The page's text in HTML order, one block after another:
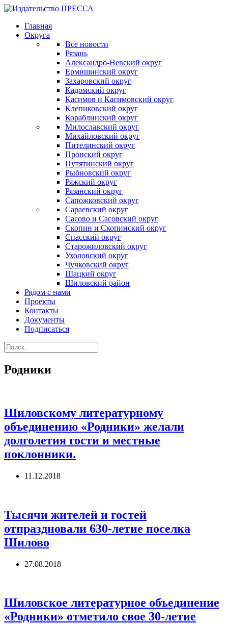
Главная
Округа
Все новости
Рязань
Александро-Невский округ
Ермишинский округ
Захаровский округ
Кадомский округ
Касимов и Касимовский округ
Клепиковский округ
Кораблинский округ
Милославский округ
Михайловский округ
Пителинский округ
Пронский округ
Путятинский округ
Рыбновский округ
Ряжский округ
Рязанский округ
Сапожковский округ
Сараевский округ
Сасово и Сасовский округ
Скопин и Скопинский округ
Спасский округ
Старожиловский округ
Ухоловский округ
Чучковский округ
Шацкий округ
Шиловский район
Рядом с нами
Проекты
Контакты
Документы
Подписаться
Родники
Шиловскому литературному
объединению «Родники» желали
долголетия гости и местные
поклонники.
11.12.2018
Тысячи жителей и гостей
отпраздновали 630-летие поселка
Шилово
27.08.2018
Шиловское литературное объединение
«Родники» отметило свое 30-летие